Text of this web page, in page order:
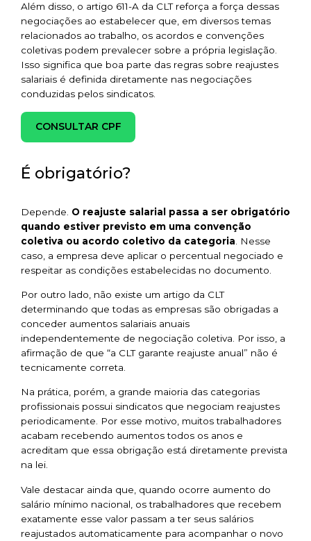
Além disso, o artigo 611-A da CLT reforça a força dessas
negociações ao estabelecer que, em diversos temas
relacionados ao trabalho, os acordos e convenções
coletivas podem prevalecer sobre a própria legislação.
Isso significa que boa parte das regras sobre reajustes
salariais é definida diretamente nas negociações
conduzidas pelos sindicatos.
CONSULTAR CPF
É obrigatório?
Depende. O reajuste salarial passa a ser obrigatório
quando estiver previsto em uma convenção
coletiva ou acordo coletivo da categoria . Nesse
caso, a empresa deve aplicar o percentual negociado e
respeitar as condições estabelecidas no documento.
Por outro lado, não existe um artigo da CLT
determinando que todas as empresas são obrigadas a
conceder aumentos salariais anuais
independentemente de negociação coletiva. Por isso, a
afirmação de que “a CLT garante reajuste anual” não é
tecnicamente correta.
Na prática, porém, a grande maioria das categorias
profissionais possui sindicatos que negociam reajustes
periodicamente. Por esse motivo, muitos trabalhadores
acabam recebendo aumentos todos os anos e
acreditam que essa obrigação está diretamente prevista
na lei.
Vale destacar ainda que, quando ocorre aumento do
salário mínimo nacional, os trabalhadores que recebem
exatamente esse valor passam a ter seus salários
reajustados automaticamente para acompanhar o novo